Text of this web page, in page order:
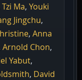
Tzi Ma, Youki
Jingchu,
, Anna
Arnold Chon,
Yabut,
, David